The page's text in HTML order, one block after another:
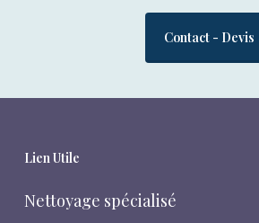
Contact - Devis
Lien Utile
Nettoyage spécialisé